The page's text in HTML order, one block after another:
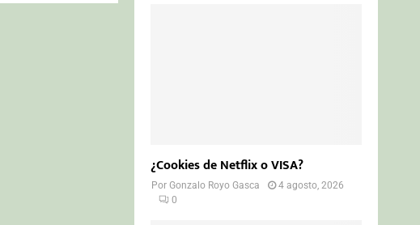
¿Cookies de Netflix o VISA?
PorGonzalo Royo Gasca
4 agosto, 2026
0